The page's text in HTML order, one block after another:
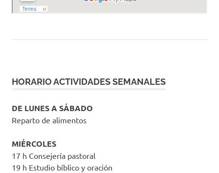
HORARIO ACTIVIDADES SEMANALES
DE LUNES A SÁBADO
Reparto de alimentos
MIÉRCOLES
17 h Consejería pastoral
19 h Estudio bíblico y oración